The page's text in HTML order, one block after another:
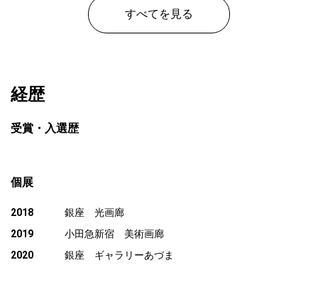
すべてを見る
経歴
受賞・入選歴
個展
2018
銀座 光画廊
2019
小田急新宿 美術画廊
2020
銀座 ギャラリーあづま